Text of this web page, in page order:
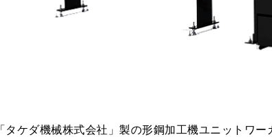
「タケダ機械株式会社」製の形鋼加工機ユニットワ